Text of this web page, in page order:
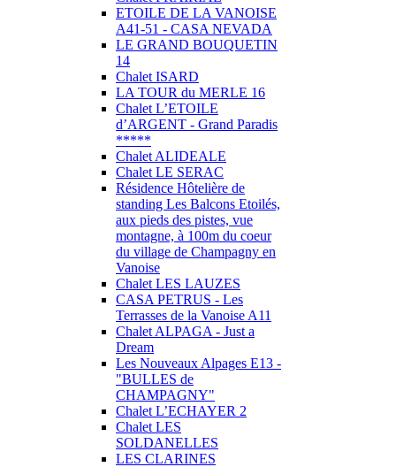
ETOILE DE LA VANOISE
A41-51 - CASA NEVADA
LE GRAND BOUQUETIN
14
Chalet ISARD
LA TOUR du MERLE 16
Chalet L’ETOILE
d’ARGENT - Grand Paradis
*****
Chalet ALIDEALE
Chalet LE SERAC
Résidence Hôtelière de
standing Les Balcons Etoilés,
aux pieds des pistes, vue
montagne, à 100m du coeur
du village de Champagny en
Vanoise
Chalet LES LAUZES
CASA PETRUS - Les
Terrasses de la Vanoise A11
Chalet ALPAGA - Just a
Dream
Les Nouveaux Alpages E13 -
"BULLES de
CHAMPAGNY"
Chalet L’ECHAYER 2
Chalet LES
SOLDANELLES
LES CLARINES